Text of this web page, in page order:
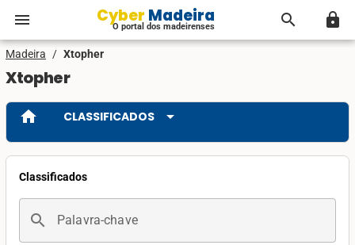
menu Cyber Madeira
O portal dos madeirenses search lock
Madeira / Xtopher
Xtopher
home CLASSIFICADOS arrow_drop_down
Classificados
search Palavra-chave